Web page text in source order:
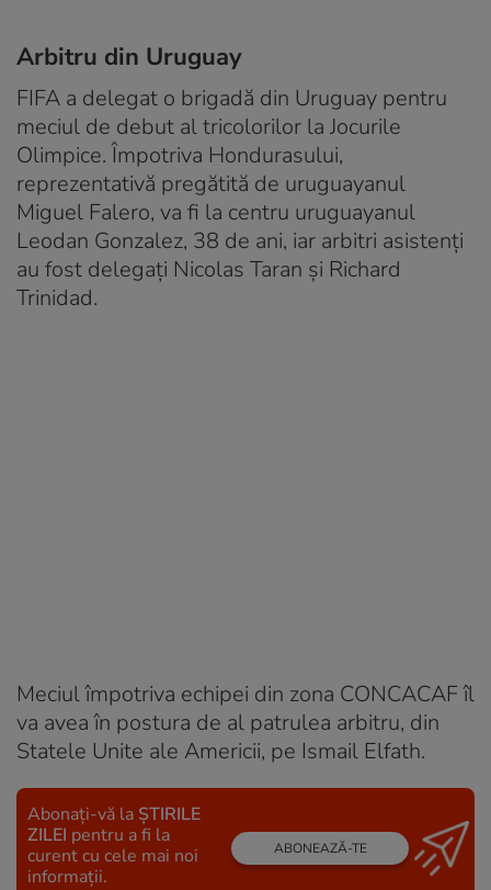
Arbitru din Uruguay
FIFA a delegat o brigadă din Uruguay pentru
meciul de debut al tricolorilor la Jocurile
Olimpice. Împotriva Hondurasului,
reprezentativă pregătită de uruguayanul
Miguel Falero, va fi la centru uruguayanul
Leodan Gonzalez, 38 de ani, iar arbitri asistenți
au fost delegați Nicolas Taran și Richard
Trinidad.
Meciul împotriva echipei din zona CONCACAF îl
va avea în postura de al patrulea arbitru, din
Statele Unite ale Americii, pe Ismail Elfath.
Abonați-vă la ȘTIRILE
ZILEI pentru a fi la
curent cu cele mai noi
informații.
ABONEAZĂ-TE